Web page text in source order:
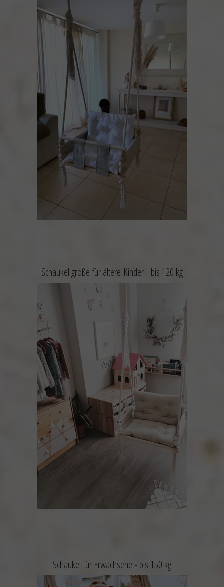
Schaukel für Erwachsene - bis 150 kg
Schaukel große für ältere Kinder - bis 120 kg